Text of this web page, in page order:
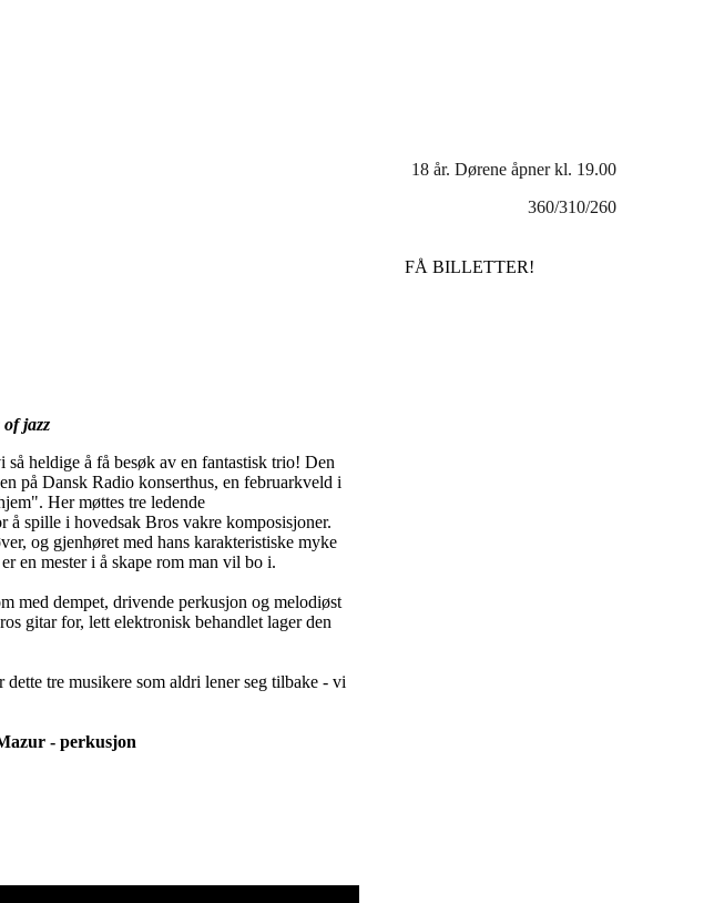
18 år. Dørene åpner kl. 19.00
360/310/260
FÅ BILLETTER!
jazz
så heldige å få besøk av en fantastisk trio! Den
på Dansk Radio konserthus, en februarkveld i
Her møttes tre ledende
å spille i hovedsak Bros vakre komposisjoner.
og gjenhøret med hans karakteristiske myke
en mester i å skape rom man vil bo i.
med dempet, drivende perkusjon og melodiøst
gitar for, lett elektronisk behandlet lager den
tre musikere som aldri lener seg tilbake - vi
- perkusjon